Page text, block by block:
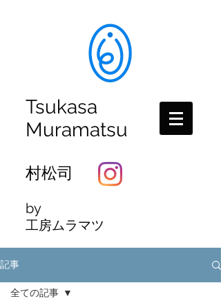
Tsukasa
Muramatsu
村松司
by
工房ムラマツ
記事
全ての記事